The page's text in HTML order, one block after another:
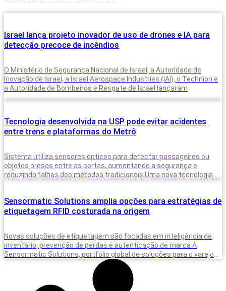
Israel lança projeto inovador de uso de drones e IA para
detecção precoce de incêndios
O Ministério de Segurança Nacional de Israel, a Autoridade de
Inovação de Israel, a Israel Aerospace Industries (IAI), o Technion e
a Autoridade de Bombeiros e Resgate de Israel lançaram
Tecnologia desenvolvida na USP pode evitar acidentes
entre trens e plataformas do Metrô
Sistema utiliza sensores ópticos para detectar passageiros ou
objetos presos entre as portas, aumentando a segurança e
reduzindo falhas dos métodos tradicionais Uma nova tecnologia
Sensormatic Solutions amplia opções para estratégias de
etiquetagem RFID costurada na origem
Novas soluções de etiquetagem são focadas em inteligência de
inventário, prevenção de perdas e autenticação de marca A
Sensormatic Solutions, portfólio global de soluções para o varejo